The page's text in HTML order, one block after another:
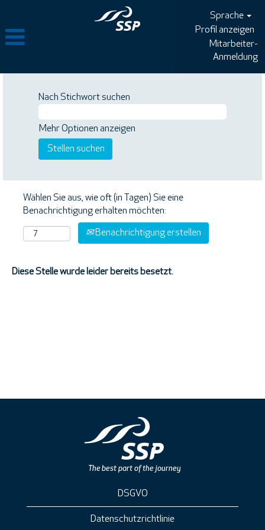
Sprache
Profil anzeigen
Mitarbeiter-
Anmeldung
Nach Stichwort suchen
Mehr Optionen anzeigen
Wählen Sie aus, wie oft (in Tagen) Sie eine
Benachrichtigung erhalten möchten:
Benachrichtigung erstellen
Diese Stelle wurde leider bereits besetzt.
DSGVO
Datenschutzrichtlinie